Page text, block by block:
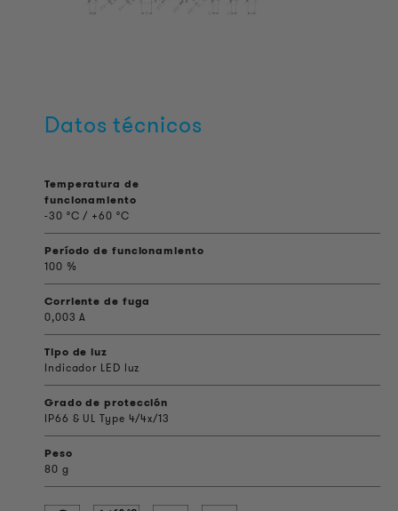
Datos técnicos
Temperatura de
funcionamiento
-30 °C / +60 °C
Período de funcionamiento
100 %
Corriente de fuga
0,003 A
Tipo de luz
Indicador LED luz
Grado de protección
IP66 & UL Type 4/4x/13
Peso
80 g